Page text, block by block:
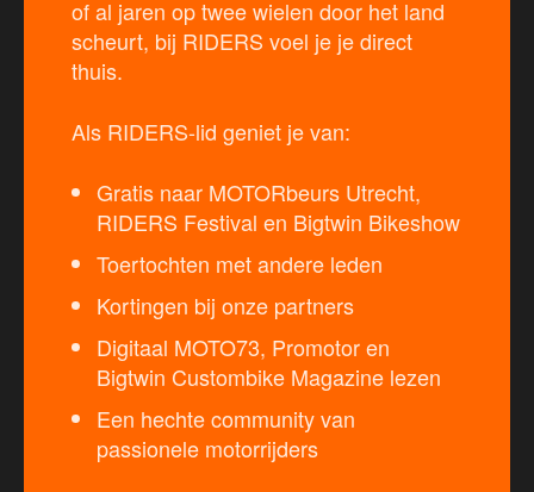
of al jaren op twee wielen door het land
scheurt, bij RIDERS voel je je direct
thuis.
Als RIDERS-lid geniet je van:
Gratis naar MOTORbeurs Utrecht,
RIDERS Festival en Bigtwin Bikeshow
Toertochten met andere leden
Kortingen bij onze partners
Digitaal MOTO73, Promotor en
Bigtwin Custombike Magazine lezen
Een hechte community van
passionele motorrijders